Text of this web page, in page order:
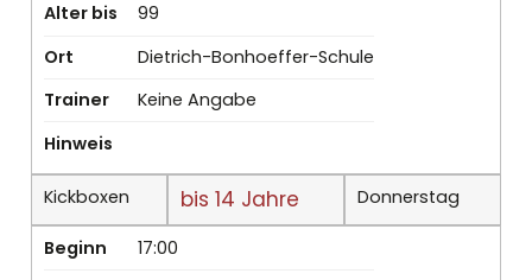
Alter bis
99
Ort
Dietrich-Bonhoeffer-Schule
Trainer
Keine Angabe
Hinweis
Kickboxen bis 14 Jahre Donnerstag
Beginn
17:00